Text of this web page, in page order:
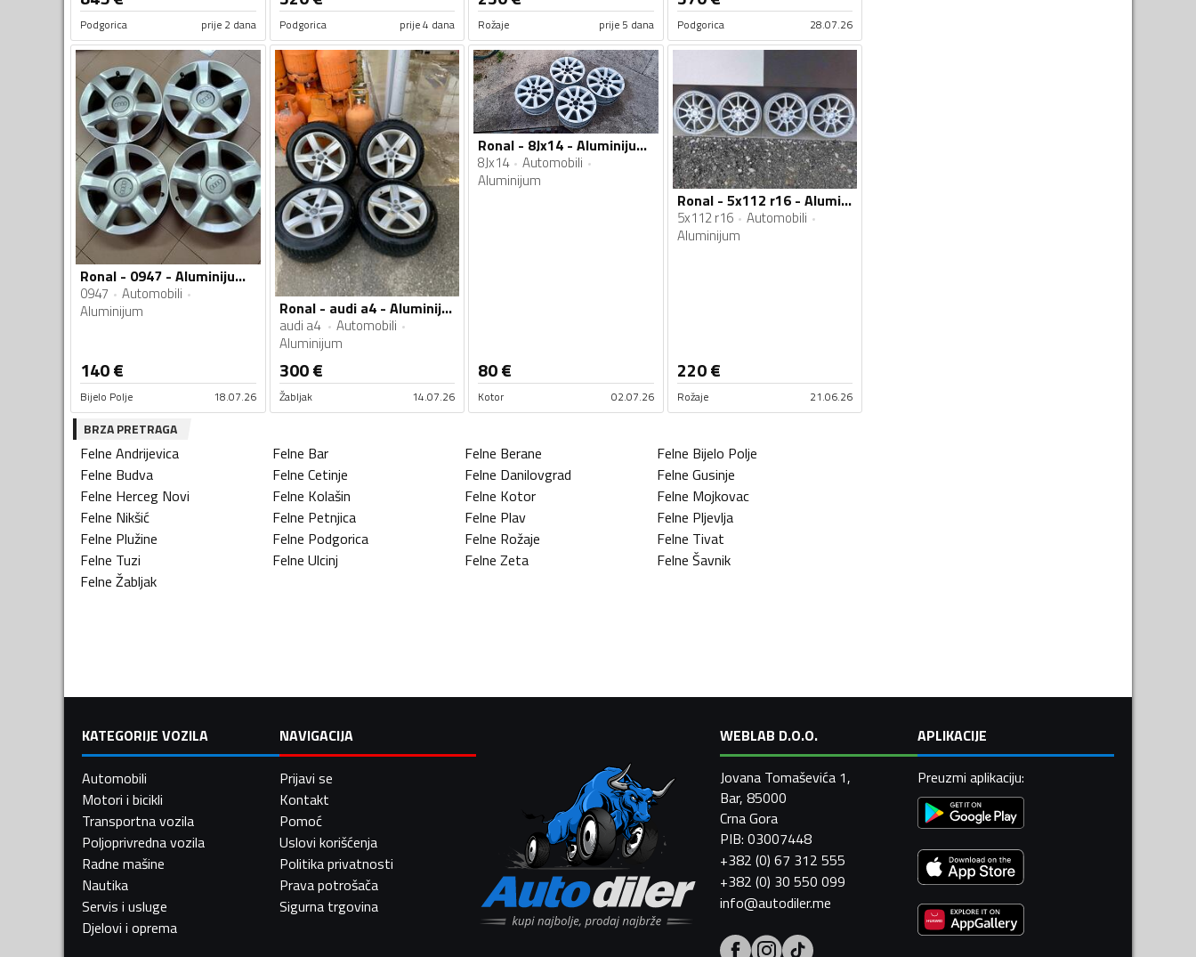
Podgorica prije 2 dana Podgorica prije 4 dana Rožaje prije 5 dana Podgorica 28.07.26
Ronal - 0947 - Aluminijum felne
0947
Automobili
Aluminijum
140€
Bijelo Polje 18.07.26
Ronal - audi a4 - Aluminijum felne
audi a4
Automobili
Aluminijum
300€
Žabljak 14.07.26
Ronal - 8Jx14 - Aluminijum felne
8Jx14
Automobili
Aluminijum
80€
Kotor 02.07.26
Ronal - 5x112 r16 - Aluminijum felne
5x112 r16
Automobili
Aluminijum
220€
Rožaje 21.06.26
BRZA PRETRAGA
Felne Andrijevica Felne Bar Felne Berane Felne Bijelo Polje
Felne Budva Felne Cetinje Felne Danilovgrad Felne Gusinje
Felne Herceg Novi Felne Kolašin Felne Kotor Felne Mojkovac
Felne Nikšić Felne Petnjica Felne Plav Felne Pljevlja
Felne Plužine Felne Podgorica Felne Rožaje Felne Tivat
Felne Tuzi Felne Ulcinj Felne Zeta Felne Šavnik
Felne Žabljak
KATEGORIJE VOZILA
Automobili
Motori i bicikli
Transportna vozila
Poljoprivredna vozila
Radne mašine
Nautika
Servis i usluge
Djelovi i oprema
NAVIGACIJA
Prijavi se
Kontakt
Pomoć
Uslovi korišćenja
Politika privatnosti
Prava potrošača
Sigurna trgovina
WEBLAB D.O.O.
Jovana Tomaševića 1,
Bar, 85000
Crna Gora
PIB: 03007448
+382 (0) 67 312 555
+382 (0) 30 550 099
info@autodiler.me
APLIKACIJE
Preuzmi aplikaciju: